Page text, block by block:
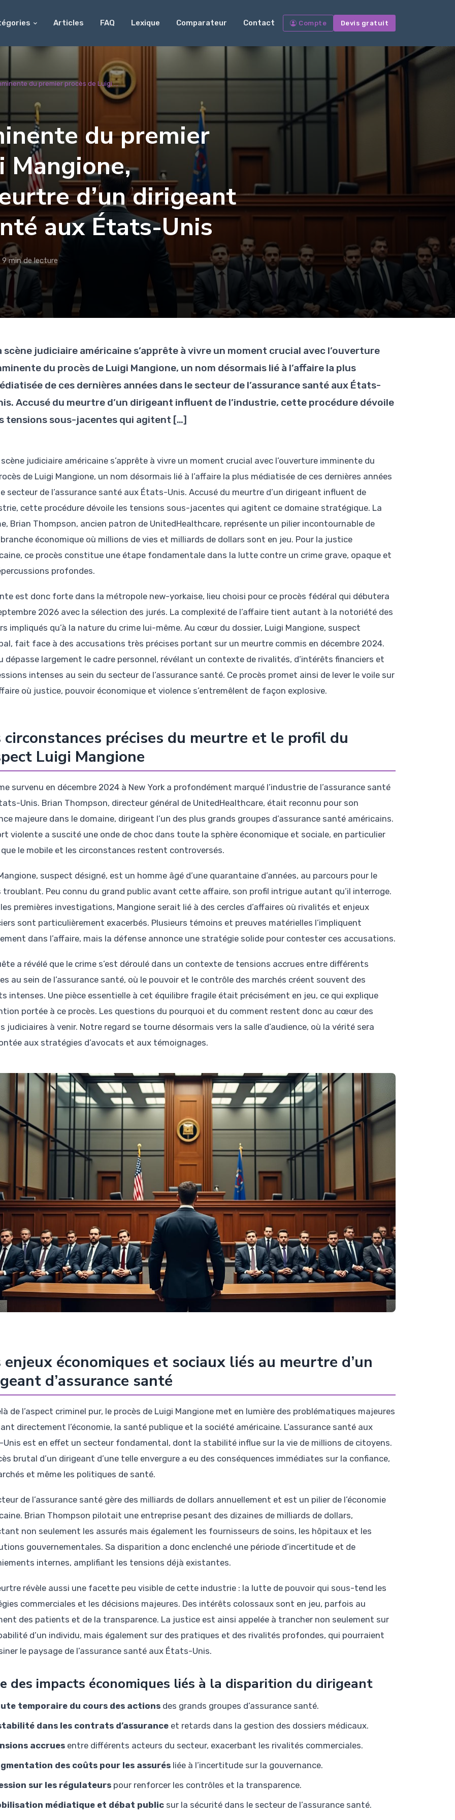
Articles FAQ Lexique Comparateur Contact Compte Devis gratuit
du premier procès de Luigi ...
du premier
Mangione,
d’un dirigeant
aux États-Unis
9 min de lecture
scène judiciaire américaine s’apprête à vivre un moment crucial avec l’ouverture
du procès de Luigi Mangione, un nom désormais lié à l’affaire la plus
de ces dernières années dans le secteur de l’assurance santé aux États-
Accusé du meurtre d’un dirigeant influent de l’industrie, cette procédure dévoile
tensions sous-jacentes qui agitent […]
judiciaire américaine s’apprête à vivre un moment crucial avec l’ouverture imminente du
de Luigi Mangione, un nom désormais lié à l’affaire la plus médiatisée de ces dernières années
secteur de l’assurance santé aux États-Unis. Accusé du meurtre d’un dirigeant influent de
cette procédure dévoile les tensions sous-jacentes qui agitent ce domaine stratégique. La
Brian Thompson, ancien patron de UnitedHealthcare, représente un pilier incontournable de
économique où millions de vies et milliards de dollars sont en jeu. Pour la justice
ce procès constitue une étape fondamentale dans la lutte contre un crime grave, opaque et
profondes.
est donc forte dans la métropole new-yorkaise, lieu choisi pour ce procès fédéral qui débutera
2026 avec la sélection des jurés. La complexité de l’affaire tient autant à la notoriété des
impliqués qu’à la nature du crime lui-même. Au cœur du dossier, Luigi Mangione, suspect
fait face à des accusations très précises portant sur un meurtre commis en décembre 2024.
dépasse largement le cadre personnel, révélant un contexte de rivalités, d’intérêts financiers et
intenses au sein du secteur de l’assurance santé. Ce procès promet ainsi de lever le voile sur
où justice, pouvoir économique et violence s’entremêlent de façon explosive.
circonstances précises du meurtre et le profil du
Luigi Mangione
survenu en décembre 2024 à New York a profondément marqué l’industrie de l’assurance santé
Unis. Brian Thompson, directeur général de UnitedHealthcare, était reconnu pour son
majeure dans le domaine, dirigeant l’un des plus grands groupes d’assurance santé américains.
violente a suscité une onde de choc dans toute la sphère économique et sociale, en particulier
le mobile et les circonstances restent controversés.
suspect désigné, est un homme âgé d’une quarantaine d’années, au parcours pour le
troublant. Peu connu du grand public avant cette affaire, son profil intrigue autant qu’il interroge.
premières investigations, Mangione serait lié à des cercles d’affaires où rivalités et enjeux
sont particulièrement exacerbés. Plusieurs témoins et preuves matérielles l’impliquent
dans l’affaire, mais la défense annonce une stratégie solide pour contester ces accusations.
a révélé que le crime s’est déroulé dans un contexte de tensions accrues entre différents
au sein de l’assurance santé, où le pouvoir et le contrôle des marchés créent souvent des
intenses. Une pièce essentielle à cet équilibre fragile était précisément en jeu, ce qui explique
portée à ce procès. Les questions du pourquoi et du comment restent donc au cœur des
judiciaires à venir. Notre regard se tourne désormais vers la salle d’audience, où la vérité sera
aux stratégies d’avocats et aux témoignages.
enjeux économiques et sociaux liés au meurtre d’un
d’assurance santé
de l’aspect criminel pur, le procès de Luigi Mangione met en lumière des problématiques majeures
directement l’économie, la santé publique et la société américaine. L’assurance santé aux
est en effet un secteur fondamental, dont la stabilité influe sur la vie de millions de citoyens.
brutal d’un dirigeant d’une telle envergure a eu des conséquences immédiates sur la confiance,
et même les politiques de santé.
de l’assurance santé gère des milliards de dollars annuellement et est un pilier de l’économie
Brian Thompson pilotait une entreprise pesant des dizaines de milliards de dollars,
non seulement les assurés mais également les fournisseurs de soins, les hôpitaux et les
gouvernementales. Sa disparition a donc enclenché une période d’incertitude et de
internes, amplifiant les tensions déjà existantes.
révèle aussi une facette peu visible de cette industrie : la lutte de pouvoir qui sous-tend les
commerciales et les décisions majeures. Des intérêts colossaux sont en jeu, parfois au
des patients et de la transparence. La justice est ainsi appelée à trancher non seulement sur
d’un individu, mais également sur des pratiques et des rivalités profondes, qui pourraient
le paysage de l’assurance santé aux États-Unis.
des impacts économiques liés à la disparition du dirigeant
temporaire du cours des actions des grands groupes d’assurance santé.
dans les contrats d’assurance et retards dans la gestion des dossiers médicaux.
accrues entre différents acteurs du secteur, exacerbant les rivalités commerciales.
des coûts pour les assurés liée à l’incertitude sur la gouvernance.
sur les régulateurs pour renforcer les contrôles et la transparence.
médiatique et débat public sur la sécurité dans le secteur de l’assurance santé.